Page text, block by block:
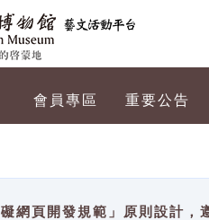
會員專區 重要公告
網頁開發規範」原則設計